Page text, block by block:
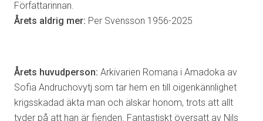
Författarinnan.
Årets aldrig mer: Per Svensson 1956-2025
Årets huvudperson: Arkivarien Romana i Amadoka av
Sofia Andruchovytj som tar hem en till oigenkännlighet
krigsskadad äkta man och älskar honom, trots att allt
tyder på att han är fienden. Fantastiskt översatt av Nils